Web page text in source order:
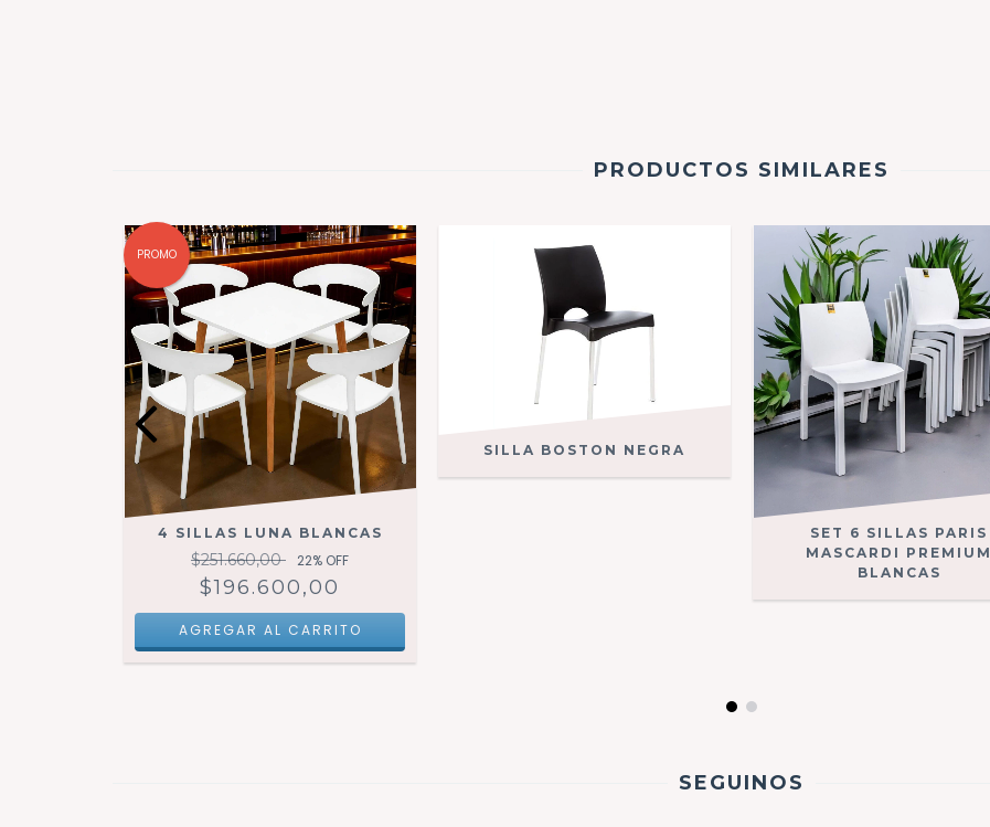
PRODUCTOS SIMILARES
PROMO
4 SILLAS LUNA BLANCAS
$251.660,00 22% OFF
$196.600,00
SILLA BOSTON NEGRA
SET 6 SILLAS PARIS
MASCARDI PREMIUM
BLANCAS
SEGUINOS